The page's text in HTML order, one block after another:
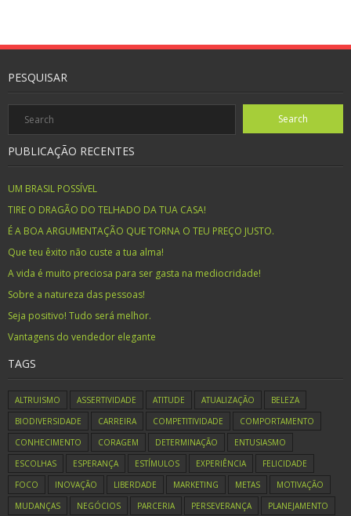
PESQUISAR
PUBLICAÇÃO RECENTES
UM BRASIL POSSÍVEL
TIRE O DRAGÃO DO TELHADO DA TUA CASA!
É A BOA ARGUMENTAÇÃO QUE TORNA O TEU PREÇO JUSTO.
Que teu êxito não custe a tua alma!
A vida é muito preciosa para ser gasta na mediocridade!
Sobre a natureza das pessoas!
Seja positivo! Tudo será melhor.
Vantagens do vendedor elegante
TAGS
ALTRUISMO ASSERTIVIDADE ATITUDE ATUALIZAÇÃO
BELEZA
BIODIVERSIDADE
CARREIRA COMPETITIVIDADE
COMPORTAMENTO
CONHECIMENTO
CORAGEM DETERMINAÇÃO
ENTUSIASMO
ESCOLHAS
ESPERANÇA ESTÍMULOS EXPERIÊNCIA
FELICIDADE
FOCO
INOVAÇÃO LIBERDADE MARKETING METAS
MOTIVAÇÃO
MUDANÇAS
NEGÓCIOS PARCERIA PERSEVERANÇA PLANEJAMENTO